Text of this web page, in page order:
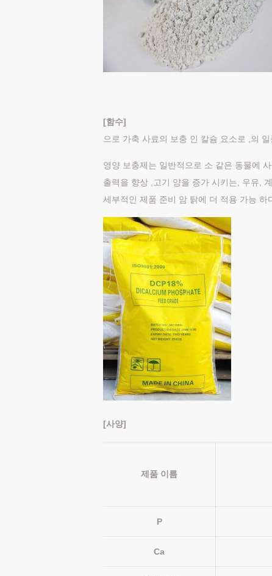
[함수]
으로 가축 사료의 보충 인 칼슘 요소로 ,의
영양 보충제는 일반적으로 소 같은 동물에
출력을 향상 ,고기 양을 증가 시키는, 우유,
세부적인 제품 준비 암 탉에 더 적용 가능 하
[사양]
제품 이름
P
Ca